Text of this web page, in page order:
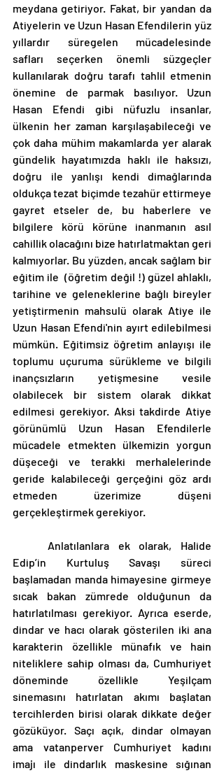
meydana getiriyor. Fakat, bir yandan da
Atiyelerin ve Uzun Hasan Efendilerin yüz
yıllardır süregelen mücadelesinde
safları seçerken önemli süzgeçler
kullanılarak doğru tarafı tahlil etmenin
önemine de parmak basılıyor. Uzun
Hasan Efendi gibi nüfuzlu insanlar,
ülkenin her zaman karşılaşabileceği ve
çok daha mühim makamlarda yer alarak
gündelik hayatımızda haklı ile haksızı,
doğru ile yanlışı kendi dimağlarında
oldukça tezat biçimde tezahür ettirmeye
gayret etseler de, bu haberlere ve
bilgilere körü körüne inanmanın asıl
cahillik olacağını bize hatırlatmaktan geri
kalmıyorlar. Bu yüzden, ancak sağlam bir
eğitim ile  (öğretim değil !) güzel ahlaklı,
tarihine ve geleneklerine bağlı bireyler
yetiştirmenin mahsulü olarak Atiye ile
Uzun Hasan Efendi'nin ayırt edilebilmesi
mümkün. Eğitimsiz öğretim anlayışı ile
toplumu uçuruma sürükleme ve bilgili
inançsızların yetişmesine vesile
olabilecek bir sistem olarak dikkat
edilmesi gerekiyor. Aksi takdirde Atiye
görünümlü Uzun Hasan Efendilerle
mücadele etmekten ülkemizin yorgun
düşeceği ve terakki merhalelerinde
geride kalabileceği gerçeğini göz ardı
etmeden üzerimize düşeni
gerçekleştirmek gerekiyor.
Edip’in Kurtuluş Savaşı süreci
başlamadan manda himayesine girmeye
sıcak bakan zümrede olduğunun da
hatırlatılması gerekiyor. Ayrıca eserde,
dindar ve hacı olarak gösterilen iki ana
karakterin özellikle münafık ve hain
niteliklere sahip olması da, Cumhuriyet
döneminde özellikle Yeşilçam
sinemasını hatırlatan akımı başlatan
tercihlerden birisi olarak dikkate değer
gözüküyor. Saçı açık, dindar olmayan
ama vatanperver Cumhuriyet kadını
imajı ile dindarlık maskesine sığınan